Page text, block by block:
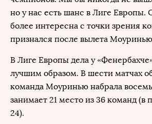
но у нас есть шанс в Лиге Европы.
более интересна с точки зрения
признался после вылета
В Лиге Европы дела у
лучшим образом. В шести матчах
команда Моуринью набрала
занимает 21 место из 36 команд
24).